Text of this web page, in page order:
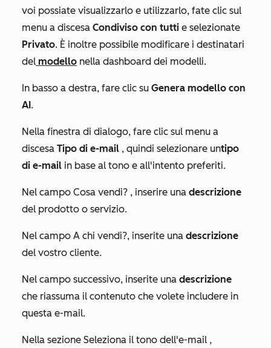
voi possiate visualizzarlo e utilizzarlo, fate clic sul
menu a discesa Condiviso con tutti e selezionate
Privato. È inoltre possibile modificare i destinatari
del modello nella dashboard dei modelli.
In basso a destra, fare clic su Genera modello con
AI.
Nella finestra di dialogo, fare clic sul menu a
discesa Tipo di e-mail , quindi selezionare untipo
di e-mail in base al tono e all'intento preferiti.
Nel campo Cosa vendi? , inserire una descrizione
del prodotto o servizio.
Nel campo A chi vendi?, inserite una descrizione
del vostro cliente.
Nel campo successivo, inserite una descrizione
che riassuma il contenuto che volete includere in
questa e-mail.
Nella sezione Seleziona il tono dell'e-mail ,